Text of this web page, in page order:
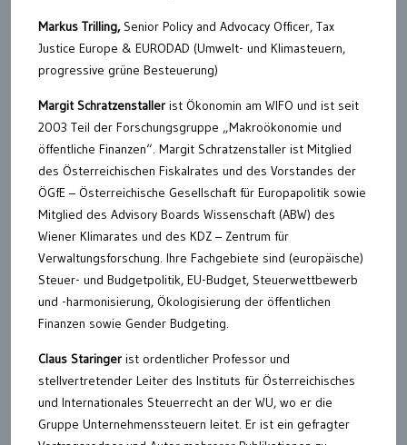
Markus Trilling,Senior Policy and Advocacy Officer, Tax
Justice Europe & EURODAD (Umwelt- und Klimasteuern,
progressive grüne Besteuerung)
Margit Schratzenstaller ist Ökonomin am WIFO und ist seit
2003 Teil der Forschungsgruppe „Makroökonomie und
öffentliche Finanzen“. Margit Schratzenstaller ist Mitglied
des Österreichischen Fiskalrates und des Vorstandes der
ÖGfE – Österreichische Gesellschaft für Europapolitik sowie
Mitglied des Advisory Boards Wissenschaft (ABW) des
Wiener Klimarates und des KDZ – Zentrum für
Verwaltungsforschung. Ihre Fachgebiete sind (europäische)
Steuer- und Budgetpolitik, EU-Budget, Steuerwettbewerb
und -harmonisierung, Ökologisierung der öffentlichen
Finanzen sowie Gender Budgeting.
Claus Staringer ist ordentlicher Professor und
stellvertretender Leiter des Instituts für Österreichisches
und Internationales Steuerrecht an der WU, wo er die
Gruppe Unternehmenssteuern leitet. Er ist ein gefragter